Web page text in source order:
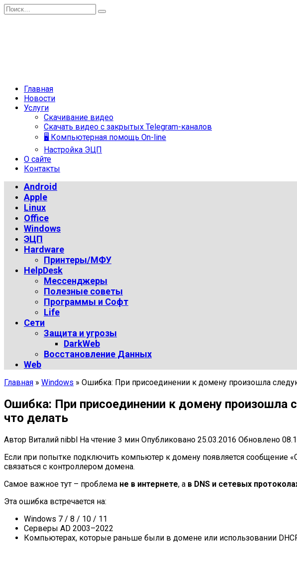
Перейти
к
Search
for:
Главная
Новости
Услуги
Скачивание видео
Скачать видео с закрытых Telegram-каналов
🖥 Компьютерная помощь On-line
Настройка ЭЦП
О сайте
Контакты
Android
Apple
Linux
Office
Windows
ЭЦП
Hardware
Принтеры/МФУ
HelpDesk
Мессенджеры
Полезные советы
Программы и Софт
Life
Сети
Защита и угрозы
DarkWeb
Восстановление Данных
Web
Главная » Windows » Ошибка: При присоединении к домену произошла
Ошибка: При присоединении к домену произошла
что делать
Автор Виталий nibbl На чтение 3 мин Опубликовано 25.03.2016 Обновлено
Если при попытке подключить компьютер к домену появляется сообщение
связаться с контроллером домена.
Самое важное тут – проблема не в интернете, а в DNS и сетевых
Эта ошибка встречается на:
Windows 7 / 8 / 10 / 11
Серверы AD 2003–2022
Компьютерах, которые раньше были в домене или использовании